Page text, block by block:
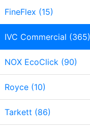
FineFlex (15)
IVC Commercial (365)
NOX EcoClick (90)
Royce (10)
Tarkett (86)